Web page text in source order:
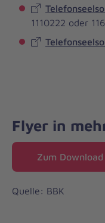
1110222 oder
Flyer in
Zum Download
Quelle: BBK